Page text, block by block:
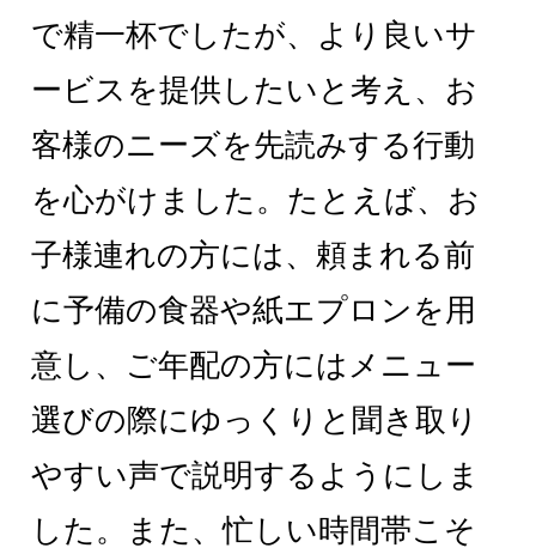
で精一杯でしたが、より良いサ
ービスを提供したいと考え、お
客様のニーズを先読みする行動
を心がけました。たとえば、お
子様連れの方には、頼まれる前
に予備の食器や紙エプロンを用
意し、ご年配の方にはメニュー
選びの際にゆっくりと聞き取り
やすい声で説明するようにしま
した。また、忙しい時間帯こそ